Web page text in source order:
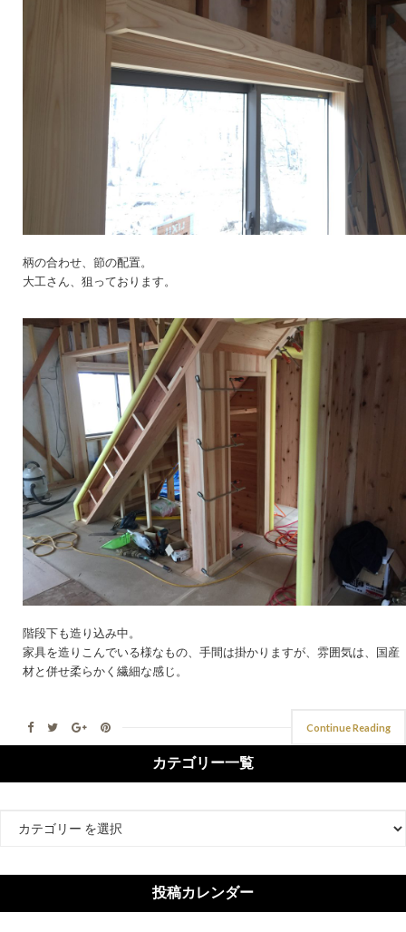
柄の合わせ、節の配置。
大工さん、狙っております。
階段下も造り込み中。
家具を造りこんでいる様なもの、手間は掛かりますが、雰囲気は、国産
材と併せ柔らかく繊細な感じ。
Continue Reading
カテゴリー一覧
リ
投稿カレンダー